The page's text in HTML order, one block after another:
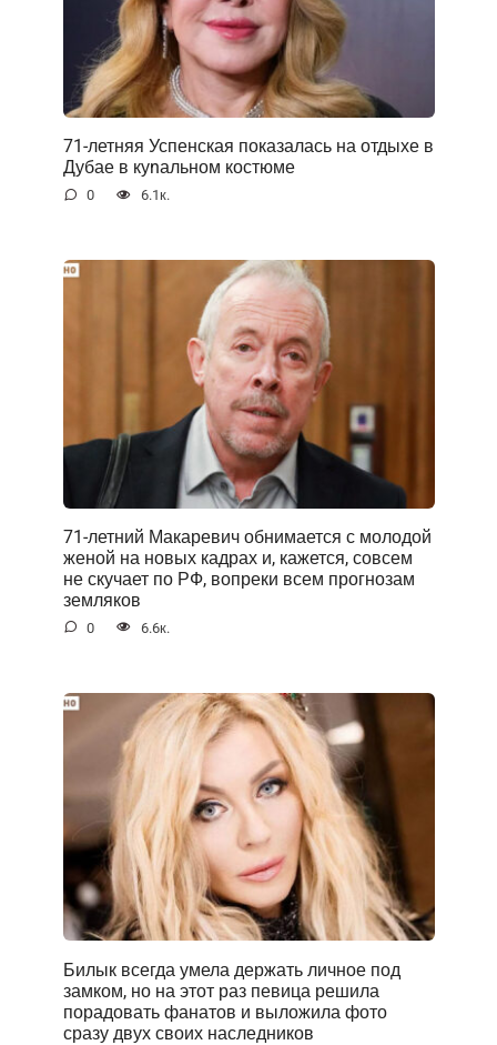
71-летняя Успенская показалась на отдыхе в
Дубае в куnальном костюме
0 6.1к.
71-летний Макаревич обнимается с молодой
женой на новых кадрах и, кажется, совсем
не скучает по РФ, вопреки всем прогнозам
земляков
0 6.6к.
Билык всегда умела держать личное под
замком, но на этот раз певица решила
порадовать фанатов и выложила фото
сразу двух своих наследников